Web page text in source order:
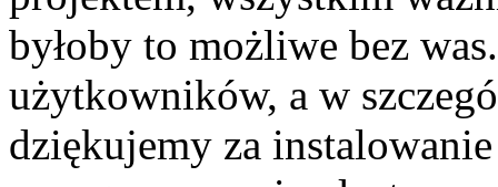
byłoby to możliwe bez
użytkowników, a w
dziękujemy za